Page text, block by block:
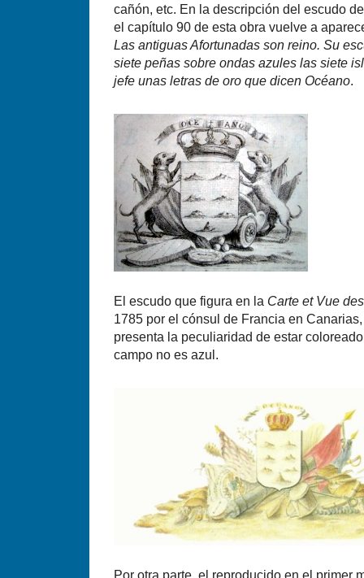
cañón, etc. En la descripción del escudo
el capítulo 90 de esta obra vuelve a
Las antiguas Afortunadas son reino. Su
siete peñas sobre ondas azules las siete
jefe unas letras de oro que dicen Océano.
El escudo que figura en la Carte et Vue
1785 por el cónsul de Francia en
presenta la peculiaridad de estar
campo no es azul.
Por otra parte, el reproducido en el primer